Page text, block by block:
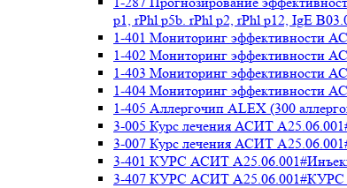
p1, rPhl p5b. rPhl p2, rPhl p12, IgE
1-401 Мониторинг эффективности
1-402 Мониторинг эффективности
1-403 Мониторинг эффективности
1-404 Мониторинг эффективности
1-405 Аллергочип ALEX (300
3-005 Курс лечения АСИТ
3-007 Курс лечения АСИТ
3-401 КУРС АСИТ
3-407 КУРС АСИТ А25.06.001#КУРС